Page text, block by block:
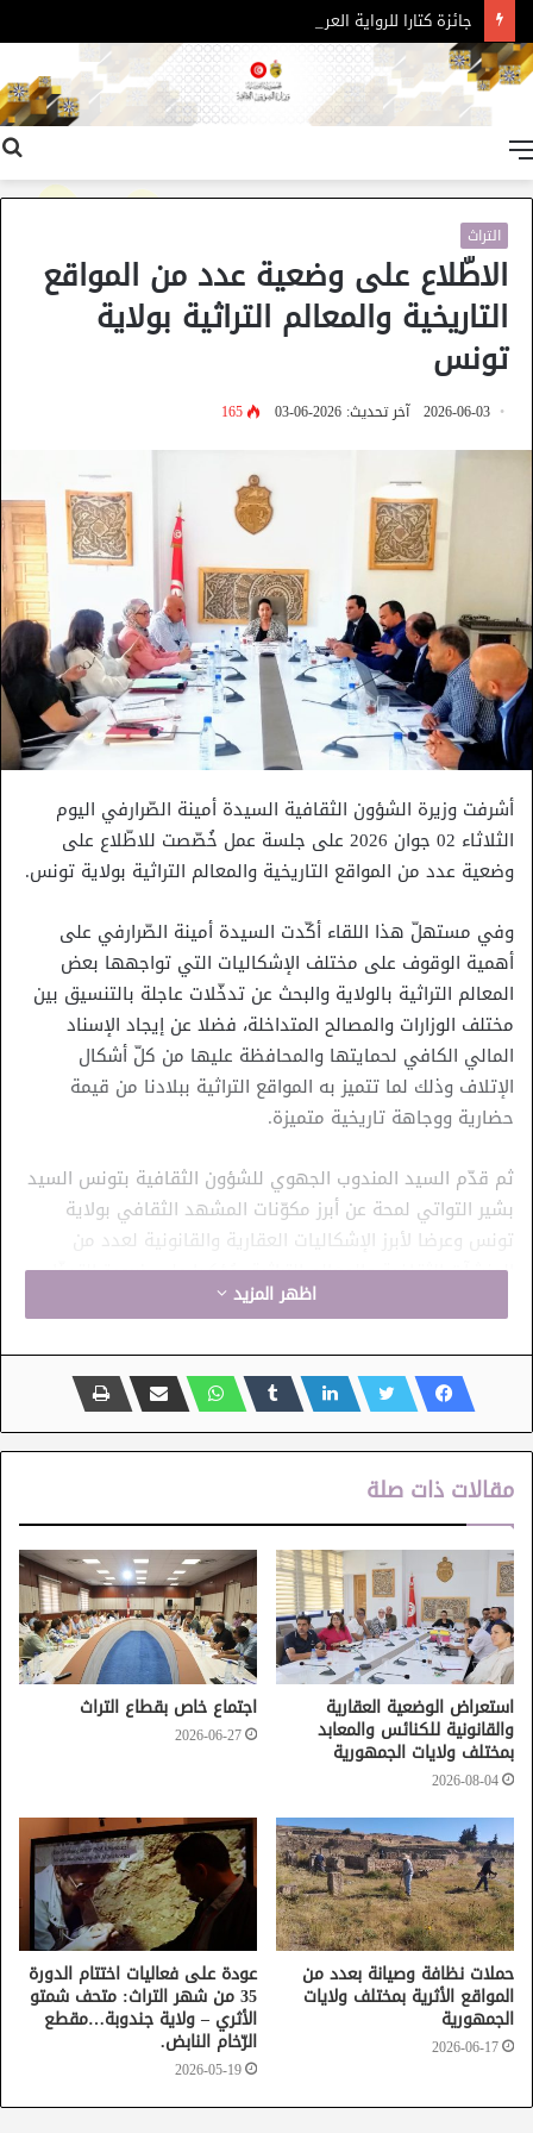
جائزة كتارا للرواية العربية – الدورة 11
التراث
الاطّلاع على وضعية عدد من المواقع
التاريخية والمعالم التراثية بولاية
تونس
2026-06-03 آخر تحديث: 2026-06-03 165
أشرفت وزيرة الشؤون الثقافية السيدة أمينة الصّرارفي اليوم
الثلاثاء 02 جوان 2026 على جلسة عمل خُصّصت للاطّلاع على
وضعية عدد من المواقع التاريخية والمعالم التراثية بولاية تونس.
وفي مستهلّ هذا اللقاء أكّدت السيدة أمينة الصّرارفي على
أهمية الوقوف على مختلف الإشكاليات التي تواجهها بعض
المعالم التراثية بالولاية والبحث عن تدخّلات عاجلة بالتنسيق بين
مختلف الوزارات والمصالح المتداخلة، فضلا عن إيجاد الإسناد
المالي الكافي لحمايتها والمحافظة عليها من كلّ أشكال
الإتلاف وذلك لما تتميز به المواقع التراثية ببلادنا من قيمة
حضارية ووجاهة تاريخية متميزة.
ثم قدّم السيد المندوب الجهوي للشؤون الثقافية بتونس السيد
بشير التواتي لمحة عن أبرز مكوّنات المشهد الثقافي بولاية
تونس وعرضا لأبرز الإشكاليات العقارية والقانونية لعدد من
المنشآت الثقافية والمعالم التراثية، مُؤكدا على ضرورة التدخّل
العاجل لإنقاذ عدد منها، وبشكل خاص النادي الثّقافي الطاهر
الجمعيات الثقافية العاشورية ودار الثقافة السليمانية وهي مبان
تراثية تحتاج للترميم والصيانة وإعادة التهيئة.
وبعد التباحث بين مختلف ممثلي المصالح المختصة بالتراث وإدارة
البناءات وادارة الشؤون القانونية تم اقتراح تكليف المعهد
الوطني للتراث وبالتنسيق مع إدارة البناءات والشؤون العقارية
بتقديم دراسة حول أبرز الإشكاليات المطروحة في الوقت الراهن
وتقييم المخاطر والاشتغال على خطة عمل لإنقاذ هذه المعالم
في أقرب الآجال.
اظهر المزيد
مقالات ذات صلة
استعراض الوضعية العقارية
والقانونية للكنائس والمعابد
بمختلف ولايات الجمهورية
2026-08-04
اجتماع خاص بقطاع التراث
2026-06-27
حملات نظافة وصيانة بعدد من
المواقع الأثرية بمختلف ولايات
الجمهورية
2026-06-17
عودة على فعاليات اختتام الدورة
35 من شهر التراث: متحف شمتو
الأثري – ولاية جندوبة…مقطع
الرّخام النابض.
2026-05-19